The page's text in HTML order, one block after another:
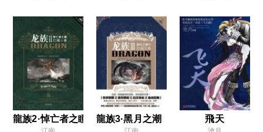
龍族2·悼亡者之瞳 龍族3·黑月之潮（中） 飛天